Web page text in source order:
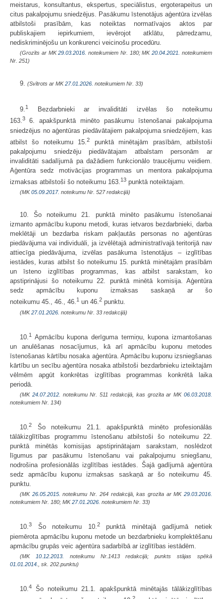
meistarus, konsultantus, ekspertus, speciālistus, ergoterapeitus un
citus pakalpojumu sniedzējus. Pasākumu īstenotājus aģentūra izvēlas
atbilstoši prasībām, kas noteiktas normatīvajos aktos par
publiskajiem iepirkumiem, ievērojot atklātu, pārredzamu,
nediskriminējošu un konkurenci veicinošu procedūru.
(Grozīts ar MK29.03.2016. noteikumiem Nr. 180; MK20.04.2021.
noteikumiem
Nr. 251)
9. (Svītrots ar MK27.01.2026. noteikumiem Nr. 33)
9.1
Bezdarbnieki ar invaliditāti izvēlas šo noteikumu
163.3 6. apakšpunktā minēto pasākumu īstenošanai pakalpojuma
sniedzējus no aģentūras piedāvātajiem pakalpojuma sniedzējiem, kas
atbilst šo noteikumu 15.2
punktā minētajām prasībām, atbilstoši
pakalpojumu sniedzēju piedāvātajam atbalstam personām ar
invaliditāti sadalījumā pa dažādiem funkcionālo traucējumu veidiem.
Aģentūra sedz motivācijas programmas un mentora pakalpojuma
izmaksas atbilstoši šo noteikumu 163.13 punktā noteiktajam.
(MK05.09.2017. noteikumu Nr. 527 redakcijā)
10. Šo noteikumu 21. punktā minēto pasākumu īstenošanai
izmanto apmācību kuponu metodi, kuras ietvaros bezdarbnieki, darba
meklētāji un bezdarba riskam pakļautās personas no aģentūras
piedāvājuma vai individuāli, ja izvēlētajā administratīvajā teritorijā nav
attiecīga piedāvājuma, izvēlas pasākuma īstenotājus – izglītības
iestādes, kuras atbilst šo noteikumu 15. punktā minētajām prasībām
un īsteno izglītības programmas, kas atbilst sarakstam, ko
apstiprinājusi šo noteikumu 22. punktā minētā komisija. Aģentūra
sedz apmācību kuponu izmaksas saskaņā ar šo
noteikumu 45., 46., 46.1 un 46.2 punktu.
(MK27.01.2026. noteikumu Nr. 33 redakcijā)
10. 1
Apmācību kupona derīguma termiņu, kupona izmantošanas
un anulēšanas nosacījumus, kā arī apmācību kuponu metodes
īstenošanas kārtību nosaka aģentūra. Apmācību kuponu izsniegšanas
kārtību un secību aģentūra nosaka atbilstoši bezdarbnieku izteiktajām
vēlmēm apgūt konkrētas izglītības programmas konkrētā laika
periodā.
(MK 24.07.2012. noteikumu Nr. 511 redakcijā, kas grozīta ar MK06.03.2018.
noteikumiem Nr. 134)
10.2
Šo noteikumu 21.1. apakšpunktā minēto profesionālās
tālākizglītības programmu īstenošanu atbilstoši šo noteikumu 22.
punktā minētās komisijas apstiprinātajam sarakstam, noslēdzot
līgumus par pasākumu īstenošanu vai pakalpojumu sniegšanu,
nodrošina profesionālās izglītības iestādes. Šajā gadījumā aģentūra
sedz apmācību kuponu izmaksas saskaņā ar šo noteikumu 45.
punktu.
(MK 26.05.2015. noteikumu Nr. 264 redakcijā, kas grozīta ar MK29.03.2016.
noteikumiem Nr. 180; MK27.01.2026. noteikumiem Nr. 33)
10.3 Šo noteikumu 10.2punktā minētajā gadījumā netiek
piemērota apmācību kuponu metode un bezdarbnieku komplektēšanu
apmācību grupās veic aģentūra sadarbībā ar izglītības iestādēm.
(MK 10.12.2013.
noteikumu Nr.1413 redakcijā; punkts stājas spēkā
01.01.2014.
, sk. 202.punktu)
10. 4
Šo noteikumu 21.1. apakšpunktā minētajās tālākizglītības